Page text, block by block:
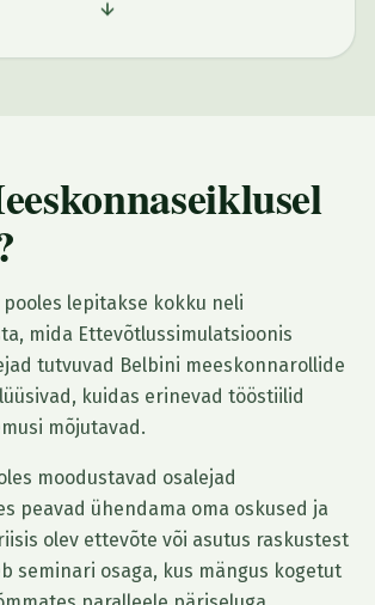
pooles lepitakse kokku neli
mida Ettevõtlussimulatsioonis
tutvuvad Belbini meeskonnarollide
kuidas erinevad tööstiilid
mõjutavad.
moodustavad osalejad
peavad ühendama oma oskused ja
olev ettevõte või asutus raskustest
seminari osaga, kus mängus kogetut